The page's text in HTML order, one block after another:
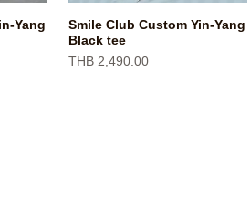
Yang
快速瀏覽
Smile Club Custom Yin-Yang
Black tee
價格
THB 2,490.00